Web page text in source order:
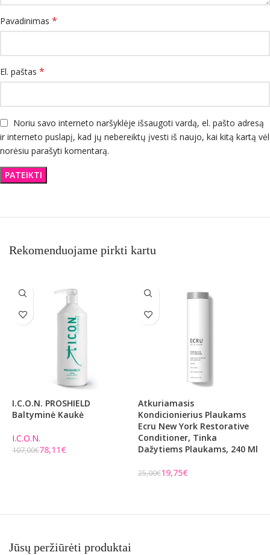
Pavadinimas *
El. paštas *
Noriu savo interneto naršyklėje išsaugoti vardą, el. pašto adresą
ir interneto puslapį, kad jų nebereiktų įvesti iš naujo, kai kitą kartą vėl
norėsiu parašyti komentarą.
Rekomenduojame pirkti kartu
I.C.O.N. PROSHIELD
Baltyminė Kaukė
I.C.O.N.
107,00€78,11€
Atkuriamasis
Kondicionierius Plaukams
Ecru New York Restorative
Conditioner, Tinka
Dažytiems Plaukams, 240 Ml
25,00€19,75€
Jūsų peržiūrėti produktai